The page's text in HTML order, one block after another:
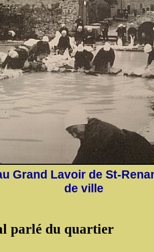
Grand Lavoir de St-
de ville
parlé du quartier